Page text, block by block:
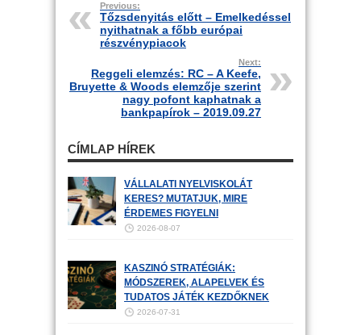
Previous:
Tőzsdenyitás előtt – Emelkedéssel
nyithatnak a főbb európai
részvénypiacok
Next:
Reggeli elemzés: RC – A Keefe,
Bruyette & Woods elemzője szerint
nagy pofont kaphatnak a
bankpapírok – 2019.09.27
CÍMLAP HÍREK
VÁLLALATI NYELVISKOLÁT
KERES? MUTATJUK, MIRE
ÉRDEMES FIGYELNI
2026-08-07
KASZINÓ STRATÉGIÁK:
MÓDSZEREK, ALAPELVEK ÉS
TUDATOS JÁTÉK KEZDŐKNEK
2026-07-31